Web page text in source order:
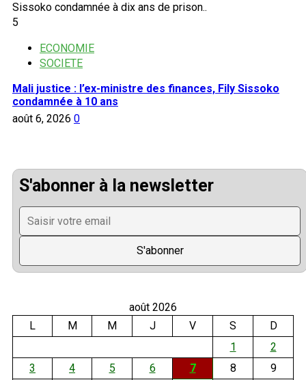
5
ECONOMIE
SOCIETE
Mali justice : l’ex-ministre des finances, Fily Sissoko
condamnée à 10 ans
août 6, 2026 0
S'abonner à la newsletter
août 2026
L
M M J V S
D
1
2
3
4 5 6 7 8
9